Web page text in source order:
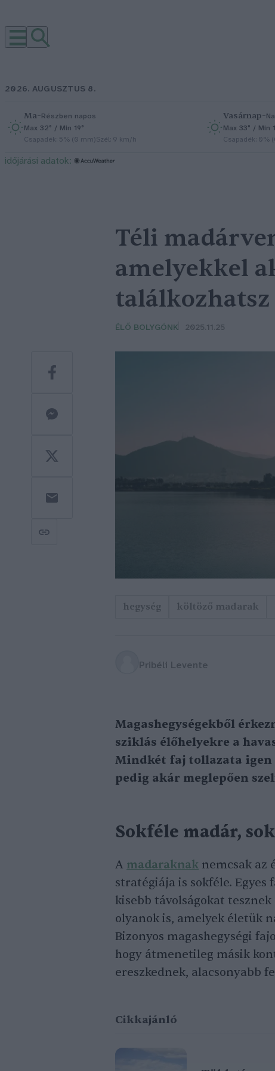
2026. AUGUSZTUS 8.
Ma–Részben napos
Max 32° / Min 19°
Csapadék: 5% (0 mm)Szél: 9 km/h
Vasárnap–
Max 33° / Min
Csapadék: 0%
időjárási adatok:
Téli
amelyekkel
találkozhatsz
ÉLŐ BOLYGÓNK 2025.11.25
hegység költöző madarak
Pribéli Levente
Magashegységekből
sziklás élőhelyekre a
Mindkét faj tollazata igen
pedig akár meglepően
Sokféle madár,
A madaraknak nemcsak az
stratégiája is sokféle. Egyes
kisebb távolságokat
olyanok is, amelyek életük
Bizonyos magashegységi
hogy átmenetileg másik
ereszkednek, alacsonyabb
Cikkajánló